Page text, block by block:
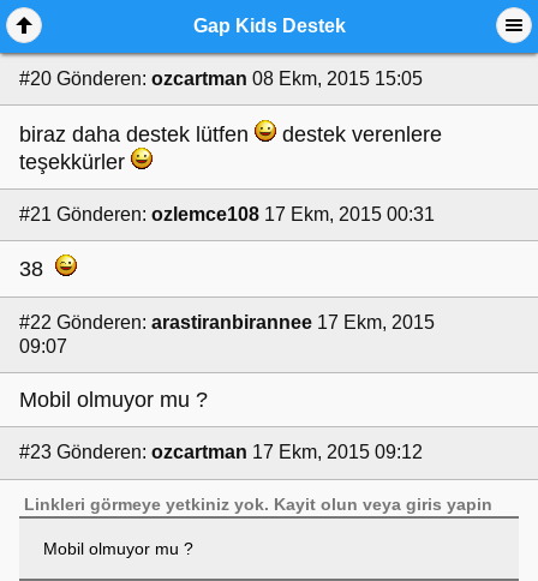
Gap Kids Destek
#20 Gönderen: ozcartman 08 Ekm, 2015 15:05
biraz daha destek lütfen
destek verenlere
teşekkürler
#21 Gönderen: ozlemce108 17 Ekm, 2015 00:31
38
#22 Gönderen: arastiranbirannee 17 Ekm, 2015
09:07
Mobil olmuyor mu ?
#23 Gönderen: ozcartman 17 Ekm, 2015 09:12
Linkleri görmeye yetkiniz yok. Kayit olun veyagiris yapin
Mobil olmuyor mu ?